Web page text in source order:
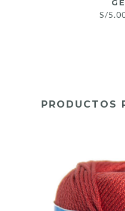
S/
PRODUCTOS